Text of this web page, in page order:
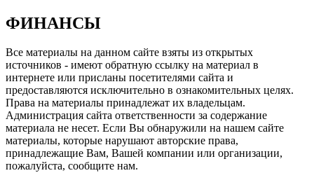
ФИНАНСЫ
Все материалы на данном сайте взяты из открытых
источников - имеют обратную ссылку на материал в
интернете или присланы посетителями сайта и
предоставляются исключительно в ознакомительных целях.
Права на материалы принадлежат их владельцам.
Администрация сайта ответственности за содержание
материала не несет. Если Вы обнаружили на нашем сайте
материалы, которые нарушают авторские права,
принадлежащие Вам, Вашей компании или организации,
пожалуйста, сообщите нам.